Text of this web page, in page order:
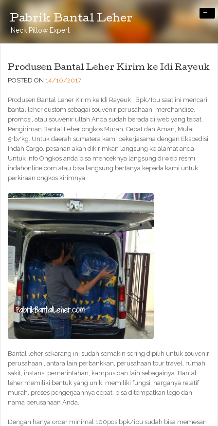
Pabrik Bantal Leher
Neck Pillow Expert
-
Produsen Bantal Leher Kirim ke Idi Rayeuk
POSTED ON 14/10/2017
Produsen Bantal Leher Kirim ke Idi Rayeuk , Bpk/Ibu saat ini mencari
bantal leher custom sebagai souvenir perusahaan, merchandise,
promosi, atau souvenir ultah Anda sudah berada di web yang tepat.
Pengiriman Bantal Leher ongkos Murah, Cepat dan Aman, Mulai
5rb/kg. Untuk daerah sumatera kami bekerjasama dengan Ekspedisi
Indah Cargo, pesanan akan dikirimkan langsung ke alamat anda.
Untuk Info Ongkos anda bisa menceknya langsung di web resmi
indahonline.com atau bisa langsung bertanya kepada kami untuk
perkiraan ongkos kirimnya
Bantal leher sekarang ini sudah semakin sering dipilih untuk souvenir
perusahaan , antara lain perbankkan, perusahaan tour travel, rumah
sakit, instansi pemerintahan, kampus dan lain sebagainya. Bantal
leher memiliki bentuk yang unik, memiliki fungsi, harganya relatif
murah, proses pengerjaannya cepat, bisa ditempatkan logo dan
nama perusahaan Anda.
Dengan hanya order minimal 100pcs bpk/ibu sudah bisa memesan